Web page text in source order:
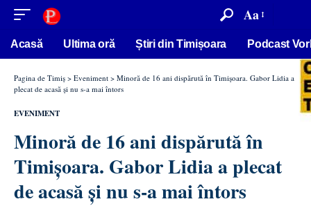
conținut Aa
Acasă Ultima oră Știri din Timișoara Podcast
Pagina de Timiș > Eveniment > Minoră de 16 ani dispărută în Timișoara. Gabor Lidia a
plecat de acasă și nu s-a mai întors
EVENIMENT
Minoră de 16 ani dispărută în
Timișoara. Gabor Lidia a plecat
de acasă și nu s-a mai întors